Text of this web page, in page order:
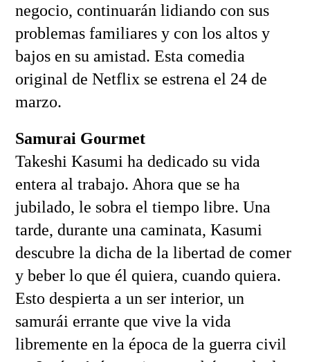
negocio, continuarán lidiando con sus
problemas familiares y con los altos y
bajos en su amistad. Esta comedia
original de Netflix se estrena el 24 de
marzo.
Samurai Gourmet
Takeshi Kasumi ha dedicado su vida
entera al trabajo. Ahora que se ha
jubilado, le sobra el tiempo libre. Una
tarde, durante una caminata, Kasumi
descubre la dicha de la libertad de comer
y beber lo que él quiera, cuando quiera.
Esto despierta a un ser interior, un
samurái errante que vive la vida
libremente en la época de la guerra civil